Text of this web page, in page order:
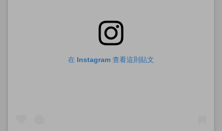
在 Instagram 查看這則貼文